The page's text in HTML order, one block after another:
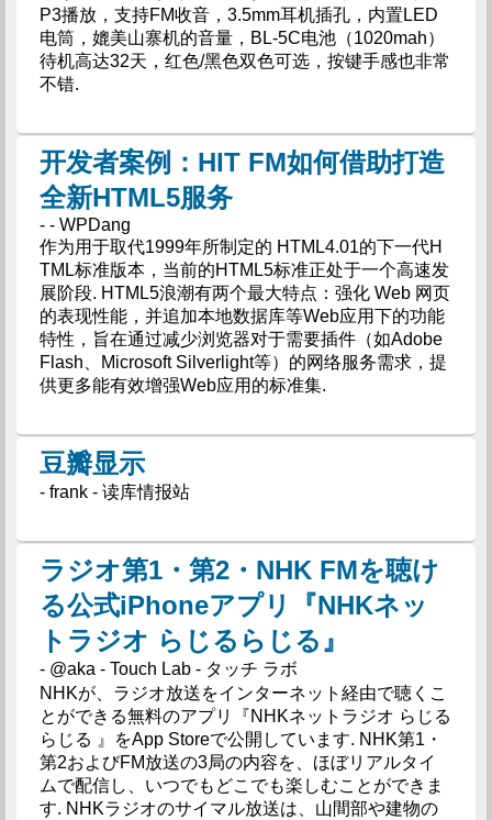
P3播放，支持FM收音，3.5mm耳机插孔，内置LED
电筒，媲美山寨机的音量，BL-5C电池（1020mah）
待机高达32天，红色/黑色双色可选，按键手感也非常
不错.
开发者案例：HIT FM如何借助打造
全新HTML5服务
- - WPDang
作为用于取代1999年所制定的 HTML4.01的下一代H
TML标准版本，当前的HTML5标准正处于一个高速发
展阶段. HTML5浪潮有两个最大特点：强化 Web 网页
的表现性能，并追加本地数据库等Web应用下的功能
特性，旨在通过减少浏览器对于需要插件（如Adobe
Flash、Microsoft Silverlight等）的网络服务需求，提
供更多能有效增强Web应用的标准集.
豆瓣显示
- frank - 读库情报站
ラジオ第1・第2・NHK FMを聴け
る公式iPhoneアプリ『NHKネッ
トラジオ らじるらじる』
- @aka - Touch Lab - タッチ ラボ
NHKが、ラジオ放送をインターネット経由で聴くこ
とができる無料のアプリ『NHKネットラジオ らじる
らじる 』をApp Storeで公開しています. NHK第1・
第2およびFM放送の3局の内容を、ほぼリアルタイ
ムで配信し、いつでもどこでも楽しむことができま
す. NHKラジオのサイマル放送は、山間部や建物の